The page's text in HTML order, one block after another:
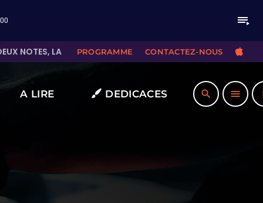
playlist_play
TROUVE SA PLACE CHA LAURA PAUSINI -
PROGRAMME CONTACTEZ-NOUS
A LIRE DEDICACES search menu